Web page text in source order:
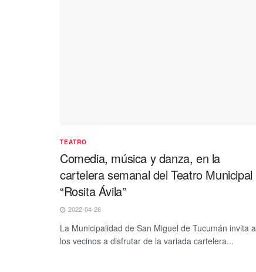
TEATRO
Comedia, música y danza, en la
cartelera semanal del Teatro Municipal
“Rosita Ávila”
2022-04-26
La Municipalidad de San Miguel de Tucumán invita a
los vecinos a disfrutar de la variada cartelera...